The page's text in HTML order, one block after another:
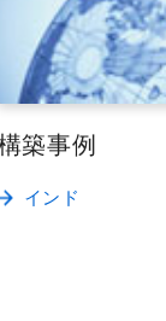
築事例
インド